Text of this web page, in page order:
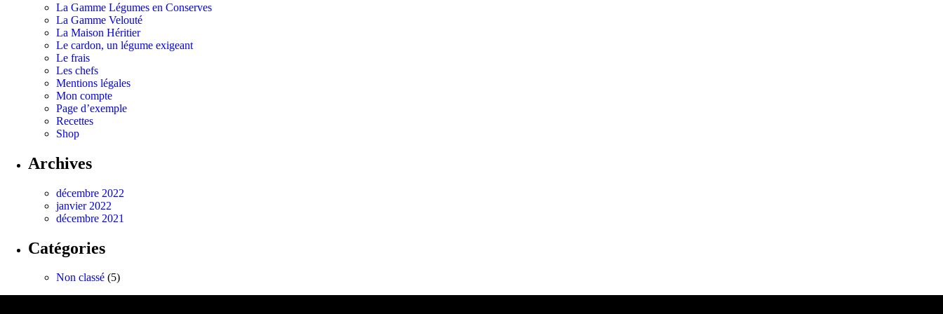
La Gamme Légumes en Conserves
La Gamme Velouté
La Maison Héritier
Le cardon, un légume exigeant
Le frais
Les chefs
Mentions légales
Mon compte
Page d’exemple
Recettes
Shop
Archives
décembre 2022
janvier 2022
décembre 2021
Catégories
Non classé (5)